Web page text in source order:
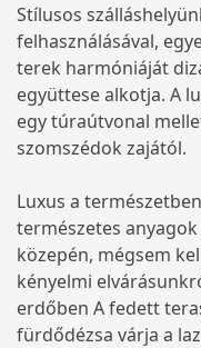
Stílusos
felhasználásával,
terek harmóniáját
együttese alkotja. A
egy túraútvonal
szomszédok zajától.
Luxus a
természetes
közepén, mégsem
kényelmi
erdőben A fedett
fürdődézsa várja a